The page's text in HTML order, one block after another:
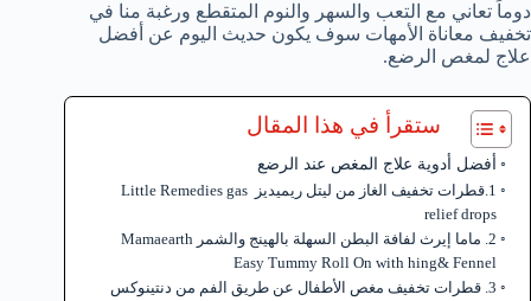
دوماً تعاني مع التعب والسهر والنوم المتقطع ورغبة منا في
تخفيف معاناة الأمهات سوف يكون حديث اليوم عن أفضل
علاج لمغص الرضع.
ستقرأ في هذا المقال
أفضل أدوية علاج المغص عند الرضع
1.قطرات تخفيف الغاز من ليتل ريميديز Little Remedies gas
relief drops
2. ماما إيرث لفافة البطن السهلة بالهينج والشمر Mamaearth
Easy Tummy Roll On with hing& Fennel
3. قطرات تخفيف مغص الأطفال عن طريق الفم من دنتينوكس